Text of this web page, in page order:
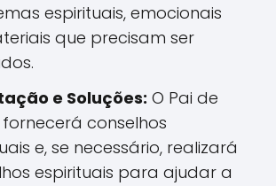
espirituais, emocionais
que precisam ser
e Soluções: O Pai de
conselhos
e, se necessário, realizará
espirituais para ajudar a